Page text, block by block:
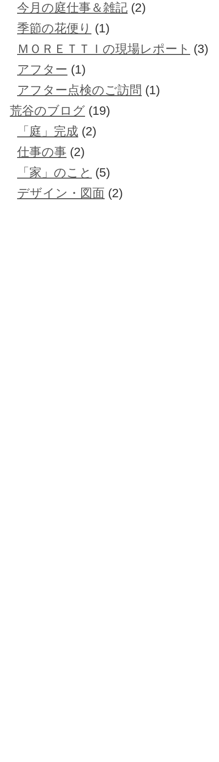
今月の庭仕事＆雑記 (2)
季節の花便り (1)
ＭＯＲＥＴＴＩの現場レポート (3)
アフター (1)
アフター点検のご訪問 (1)
荒谷のブログ (19)
「庭」完成 (2)
仕事の事 (2)
「家」のこと (5)
デザイン・図面 (2)